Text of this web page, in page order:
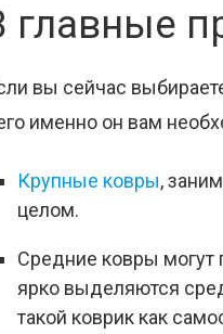
главные
вы сейчас
именно он вам
Крупные ковры,
целом.
Средние ковры могут
ярко выделяются
такой коврик как